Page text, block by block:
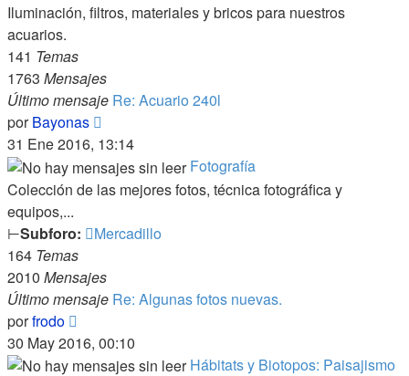
Iluminación, filtros, materiales y bricos para nuestros
acuarios.
141 Temas
1763 Mensajes
Último mensaje Re: Acuario 240l
porBayonas
último
mensaje
31 Ene 2016, 13:14
Fotografía
Colección de las mejores fotos, técnica fotográfica y
equipos,...
⊢Subforo:
Mercadillo
164 Temas
2010 Mensajes
Último mensaje Re: Algunas fotos nuevas.
porfrodo
último
mensaje
30 May 2016, 00:10
Hábitats y Biotopos: Paisajismo